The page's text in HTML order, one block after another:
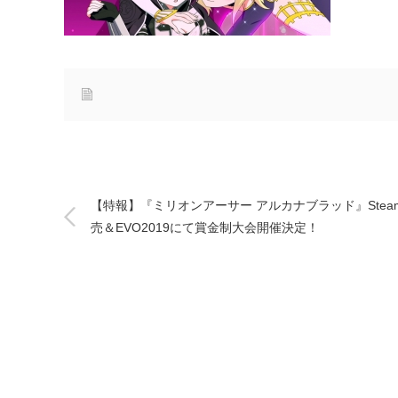
【特報】『ミリオンアーサー アルカナブラッド』
売＆EVO2019にて賞金制大会開催決定！